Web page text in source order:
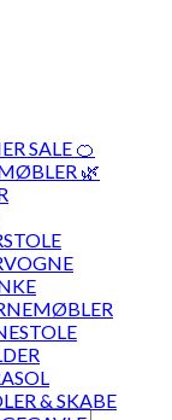
SALE 🍊
🌿
& SKABE